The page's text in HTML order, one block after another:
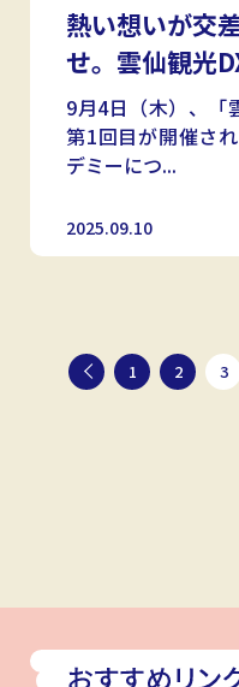
熱い想いが交
せ。雲仙観光
9月4日（木）、「
第1回目が開催さ
デミーにつ...
2025.09.10
1 2 3